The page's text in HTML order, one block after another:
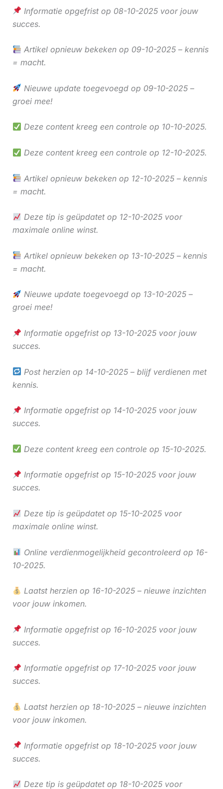
Informatie opgefrist op 08-10-2025 voor jouw
succes.
Artikel opnieuw bekeken op 09-10-2025 – kennis
= macht.
Nieuwe update toegevoegd op 09-10-2025 –
groei mee!
Deze content kreeg een controle op 10-10-2025.
Deze content kreeg een controle op 12-10-2025.
Artikel opnieuw bekeken op 12-10-2025 – kennis
= macht.
Deze tip is geüpdatet op 12-10-2025 voor
maximale online winst.
Artikel opnieuw bekeken op 13-10-2025 – kennis
= macht.
Nieuwe update toegevoegd op 13-10-2025 –
groei mee!
Informatie opgefrist op 13-10-2025 voor jouw
succes.
Post herzien op 14-10-2025 – blijf verdienen met
kennis.
Informatie opgefrist op 14-10-2025 voor jouw
succes.
Deze content kreeg een controle op 15-10-2025.
Informatie opgefrist op 15-10-2025 voor jouw
succes.
Deze tip is geüpdatet op 15-10-2025 voor
maximale online winst.
Online verdienmogelijkheid gecontroleerd op 16-
10-2025.
Laatst herzien op 16-10-2025 – nieuwe inzichten
voor jouw inkomen.
Informatie opgefrist op 16-10-2025 voor jouw
succes.
Informatie opgefrist op 17-10-2025 voor jouw
succes.
Laatst herzien op 18-10-2025 – nieuwe inzichten
voor jouw inkomen.
Informatie opgefrist op 18-10-2025 voor jouw
succes.
Deze tip is geüpdatet op 18-10-2025 voor